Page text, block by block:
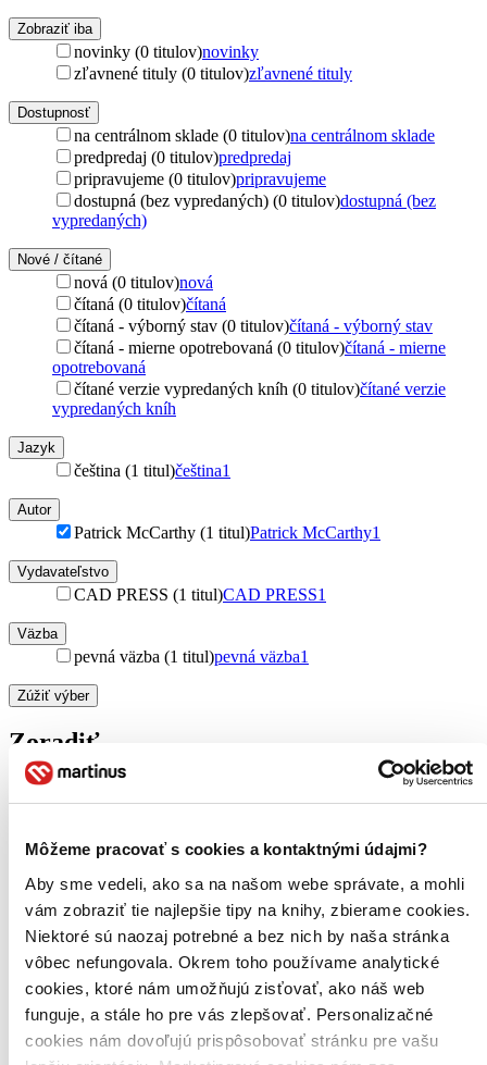
Môžeme pracovať s cookies a kontaktnými údajmi?
Aby sme vedeli, ako sa na našom webe správate, a mohli
vám zobraziť tie najlepšie tipy na knihy, zbierame cookies.
Niektoré sú naozaj potrebné a bez nich by naša stránka
vôbec nefungovala. Okrem toho používame analytické
cookies, ktoré nám umožňujú zisťovať, ako náš web
funguje, a stále ho pre vás zlepšovať. Personalizačné
cookies nám dovoľujú prispôsobovať stránku pre vašu
Zobraziť iba
novinky (0 titulov)novinky
zľavnené tituly (0 titulov)zľavnené tituly
Dostupnosť
na centrálnom sklade (0 titulov)na centrálnom sklade
predpredaj (0 titulov)predpredaj
pripravujeme (0 titulov)pripravujeme
dostupná (bez vypredaných) (0 titulov)dostupná (bez
vypredaných)
Nové / čítané
nová (0 titulov)nová
čítaná (0 titulov)čítaná
čítaná - výborný stav (0 titulov)čítaná - výborný stav
čítaná - mierne opotrebovaná (0 titulov)čítaná - mierne
opotrebovaná
čítané verzie vypredaných kníh (0 titulov)čítané verzie
vypredaných kníh
Jazyk
čeština (1 titul)čeština1
Autor
Patrick McCarthy (1 titul)Patrick McCarthy1
Vydavateľstvo
CAD PRESS (1 titul)CAD PRESS1
Väzba
pevná väzba (1 titul)pevná väzba1
Zúžiť výber
Zoradiť
Bestsellery
Top hodnotené
Novinky
Najdrahšie
Najvyššia zľava
Použité filtre
Zrušiť filtre
Autor Patrick McCarthy